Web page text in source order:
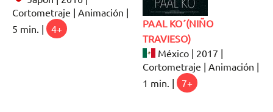
Cortometraje | Animación |
5 min. |
4+
PAAL KO´(NIÑO
TRAVIESO)
México | 2017 |
Cortometraje | Animación |
1 min. |
7+